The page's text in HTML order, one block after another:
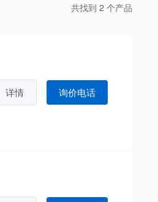
共找到 2 个产品
详情 询价电话